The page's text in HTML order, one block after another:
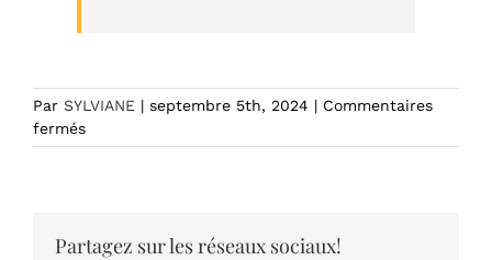
Par SYLVIANE | septembre 5th, 2024 | Commentaires
ferméssur
BOULAZAC
Partagez sur les réseaux sociaux!